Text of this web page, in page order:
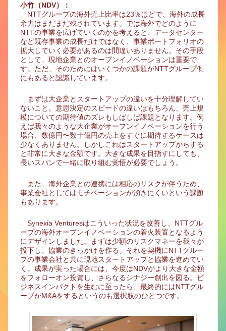
小竹（NDV）：
NTTグループの海外売上比率は23％ほどで、海外の成長
余力はまだまだ残されています。では海外でどのように
NTTの事業を広げていくのかを考えると、データセンター
など既存事業の成長だけではなく、事業ポートフォリオの
拡大していく必要があるのは間違いありません。その手段
として、現地企業とのオープンイノベーションは重要で
す。ただ、そのためにはいくつかの課題がNTTグループ側
にもあると認識しています。
まずは大企業とスタートアップの違いを十分理解してい
ないこと。意思決定のスピードの違いはもちろん、売上規
模についての期待値のズレもしばしば課題となります。例
えば我々のような大企業がオープンイノベーションを行う
場合、数億円〜数十億円の売上をすぐに期待するケースは
少なくありません。しかしこれはスタートアップからする
と非常に大きな金額です。大きな成果を目指すにしても、
長いスパンで一緒に取り組む覚悟が必要でしょう。
また、海外企業との連携には相応のリスクが伴うため、
事業会社としてはモチベーションが湧きにくいという課題
もあります。
Synexia Venturesはこういった状況を改善し、NTTグル
ープの海外オープンイノベーションの着火装置となるよう
にデザインしました。まずは少額のリスクマネーを我々が
投下し、協業のきっかけを作る。それを契機にNTTグルー
プの事業会社と共に現地スタートアップと協業を進めてい
く。成果が実った場合には、今度はNDVがより大きな金額
をフォローオン投資し、さらなるシナジー創出を図る。ビ
ジネスインパクトを生むに至ったら、最終的にはNTTグル
ープがM&Aをするというのも選択肢のひとつです。